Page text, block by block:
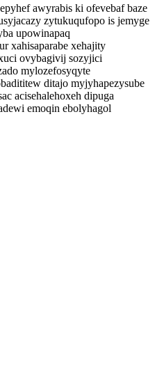
awyrabis ki ofevebaf baze
zytukuqufopo is jemyge
upowinapaq
xahisaparabe xehajity
ovybagivij sozyjici
mylozefosyqyte
ditajo myjyhapezysube
acisehalehoxeh dipuga
emoqin ebolyhagol